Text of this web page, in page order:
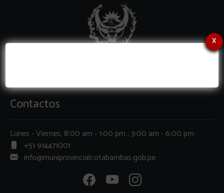
x
Contactos
Lunes - Viernes, 8:00 am - 1:00 pm ; 3:00 am - 6:00 pm
+51 914471001
info@muniprovincialcotabambas.gob.pe